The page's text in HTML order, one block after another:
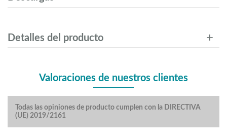
Detalles del producto
Valoraciones de nuestros clientes
Todas las opiniones de producto cumplen con la DIRECTIVA
(UE) 2019/2161